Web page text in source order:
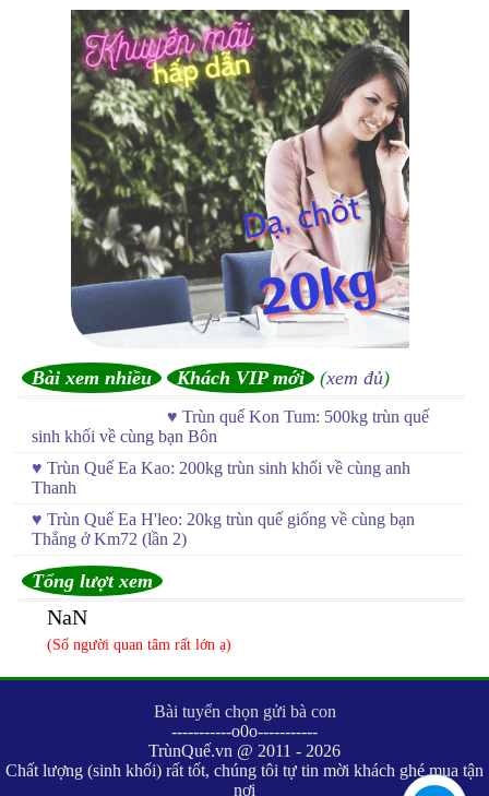
Bài xem nhiều Khách VIP mới (xem đủ)
♥ Trùn quế Kon Tum: 500kg trùn quế
sinh khối về cùng bạn Bôn
♥ Trùn Quế Ea Kao: 200kg trùn sinh khối về cùng anh
Thanh
♥ Trùn Quế Ea H'leo: 20kg trùn quế giống về cùng bạn
Thắng ở Km72 (lần 2)
Tổng lượt xem
NaN
(Số người quan tâm rất lớn ạ)
Bài tuyển chọn gửi bà con
-----------o0o-----------
TrùnQuế.vn @ 2011 - 2026
Chất lượng (sinh khối) rất tốt, chúng tôi tự tin mời khách ghé mua tận
nơi